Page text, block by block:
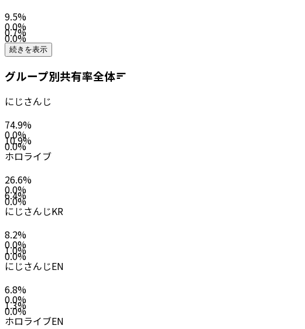
9.5%
0.0%
0.7%
0.0%
続きを表示
グループ別共有率全体
にじさんじ
74.9%
0.0%
10.9%
0.0%
ホロライブ
26.6%
0.0%
6.4%
0.0%
にじさんじKR
8.2%
0.0%
1.0%
0.0%
にじさんじEN
6.8%
0.0%
1.3%
0.0%
ホロライブEN